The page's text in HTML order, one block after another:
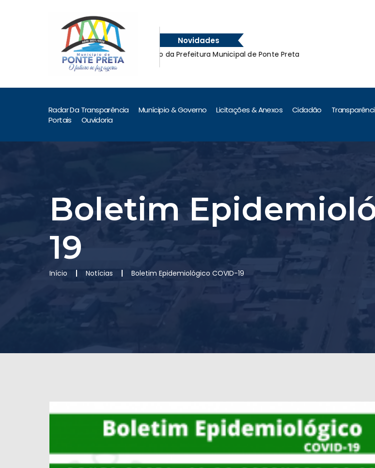
Novidades
ao mês de maio de Leilão da Prefeitura Municipal de Ponte Preta
Radar Da Transparência Munícipio & Governo Licitações & Anexos Cidadão
Portais
Ouvidoria
Boletim
19
Início Notícias Boletim Epidemiológico COVID-19